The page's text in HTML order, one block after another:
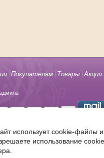
Покупателям Товары Акции
использует cookie-файлы
использование